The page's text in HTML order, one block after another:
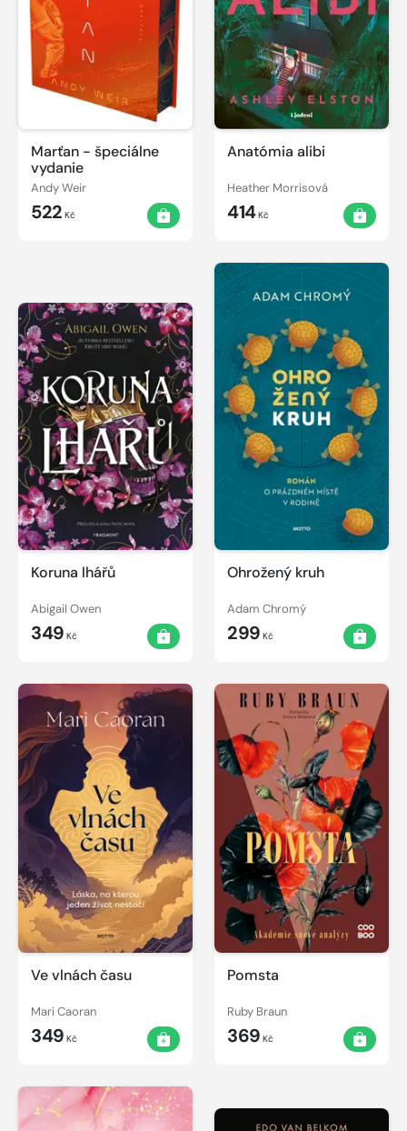
Marťan - špeciálne
vydanie
Andy Weir
522 Kč
Anatómia alibi
Heather Morrisová
414Kč
Koruna lhářů
Abigail Owen
349 Kč
Ohrožený kruh
Adam Chromý
299 Kč
Ve vlnách času
Mari Caoran
349 Kč
Pomsta
Ruby Braun
369 Kč